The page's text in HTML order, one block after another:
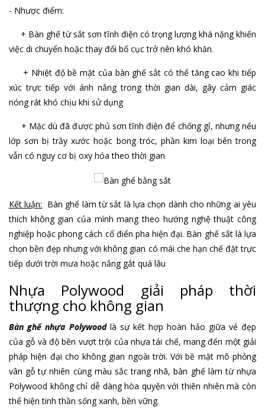
- Nhược điểm:
+ Bàn ghế từ sắt sơn tĩnh điện có trọng lượng khá nặng khiến
việc di chuyển hoặc thay đổi bố cục trở nên khó khăn.
+ Nhiệt độ bề mặt của bàn ghế sắt có thể tăng cao khi tiếp
xúc trực tiếp với ánh nắng trong thời gian dài, gây cảm giác
nóng rát khó chịu khi sử dụng
+ Mặc dù đã được phủ sơn tĩnh điện để chống gỉ, nhưng nếu
lớp sơn bị trầy xước hoặc bong tróc, phần kim loại bên trong
vẫn có nguy cơ bị oxy hóa theo thời gian
Kết luận: Bàn ghế làm từ sắt là lựa chọn dành cho những ai yêu
thích không gian của mình mang theo hướng nghệ thuật công
nghiệp hoặc phong cách cổ điển pha hiện đại. Bàn ghế sắt là lựa
chọn bền đẹp nhưng với không gian có mái che hạn chế đặt trực
tiếp dưới trời mưa hoặc nắng gắt quá lâu
Nhựa Polywood giải pháp thời
thượng cho không gian
Bàn ghế nhựa Polywoodlà sự kết hợp hoàn hảo giữa vẻ đẹp
của gỗ và độ bền vượt trội của nhựa tái chế, mang đến một giải
pháp hiện đại cho không gian ngoài trời. Với bề mặt mô phỏng
vân gỗ tự nhiên cùng màu sắc trang nhã, bàn ghế làm từ nhựa
Polywood không chỉ dễ dàng hòa quyện với thiên nhiên mà còn
thể hiện tinh thần sống xanh, bền vững.